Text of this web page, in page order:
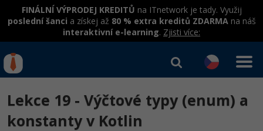
FINÁLNÍ VÝPRODEJ KREDITŮ na ITnetwork je tady. Využij
poslední šanci a získej až 80 % extra kreditů ZDARMAna náš
interaktivní e-learning. Zjisti více:
Rekvalifikace a kurzy
hrazené úřadem práce
Přihlásit se | Registrovat
Lekce 19 - Výčtové typy (enum) a
konstanty v Kotlin